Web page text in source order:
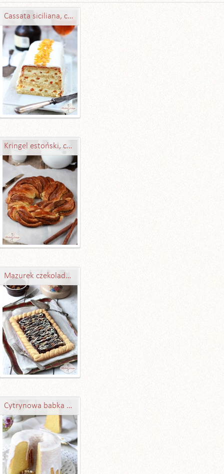
Cassata siciliana, czyli serowy przekładaniec sycylijski
Kringel estoński, czyli wieniec drożdżowy z cynamonem lub marcepanem
Mazurek czekoladowy – obłędny
Cytrynowa babka gotowana